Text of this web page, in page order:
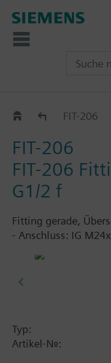
FittingsFIT-206
FIT-206
FIT-206
G1/2 f
Fitting gerade,
- Anschluss: IG
Typ:
Artikel-Nr.: